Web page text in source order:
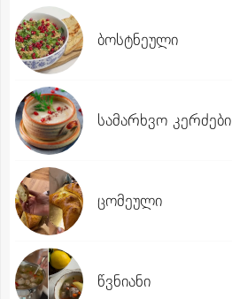
ბოსტნეული
სამარხვო კერძები
ცომეული
წვნიანი